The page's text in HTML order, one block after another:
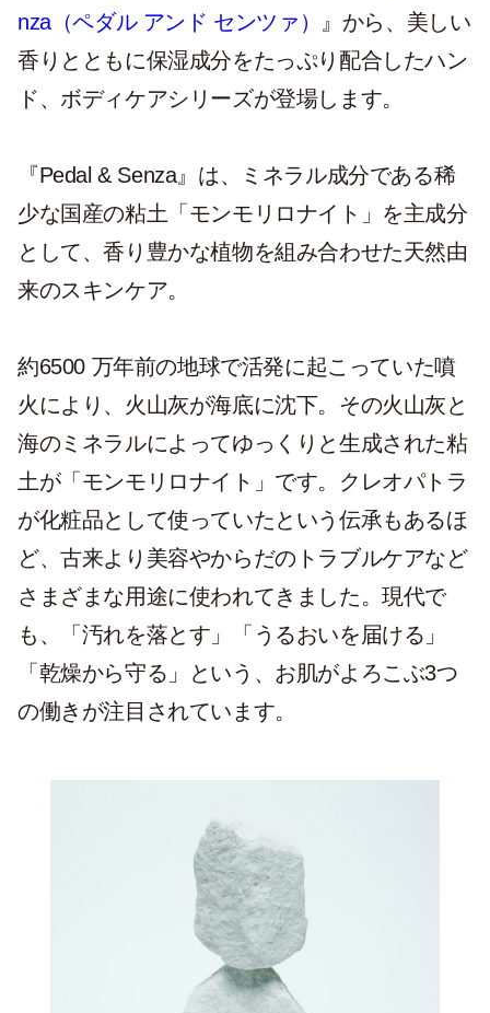
nza（ペダル アンド センツァ）
』から、美しい
香りとともに保湿成分をたっぷり配合したハン
ド、ボディケアシリーズが登場します。
『Pedal & Senza』は、ミネラル成分である稀
少な国産の粘土「モンモリロナイト」を主成分
として、香り豊かな植物を組み合わせた天然由
来のスキンケア。
約6500 万年前の地球で活発に起こっていた噴
火により、火山灰が海底に沈下。その火山灰と
海のミネラルによってゆっくりと生成された粘
土が「モンモリロナイト」です。クレオパトラ
が化粧品として使っていたという伝承もあるほ
ど、古来より美容やからだのトラブルケアなど
さまざまな用途に使われてきました。現代で
も、「汚れを落とす」「うるおいを届ける」
「乾燥から守る」という、お肌がよろこぶ3つ
の働きが注目されています。